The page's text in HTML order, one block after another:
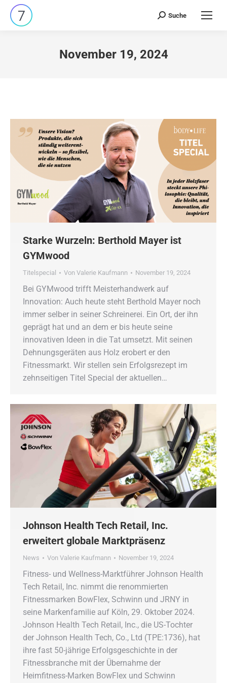
Search:
Suche
November 19, 2024
Starke Wurzeln: Berthold Mayer ist
GYMwood
Titelspecial Von Valerie Kaufmann November 19, 2024
Bei GYMwood trifft Meisterhandwerk auf
Innovation: Auch heute steht Berthold Mayer noch
immer selber in seiner Schreinerei. Ein Ort, der ihn
geprägt hat und an dem er bis heute seine
innovativen Ideen in die Tat umsetzt. Mit seinen
Dehnungsgeräten aus Holz erobert er den
Fitnessmarkt. Wir stellen sein Erfolgsrezept im
zehnseitigen Titel Special der aktuellen…
Johnson Health Tech Retail, Inc.
erweitert globale Marktpräsenz
News Von Valerie Kaufmann November 19, 2024
Fitness- und Wellness-Marktführer Johnson Health
Tech Retail, Inc. nimmt die renommierten
Fitnessmarken BowFlex, Schwinn und JRNY in
seine Markenfamilie auf Köln, 29. Oktober 2024.
Johnson Health Tech Retail, Inc., die US-Tochter
der Johnson Health Tech, Co., Ltd (TPE:1736), hat
ihre fast 50-jährige Erfolgsgeschichte in der
Fitnessbranche mit der Übernahme der
Heimfitness-Marken BowFlex und Schwinn